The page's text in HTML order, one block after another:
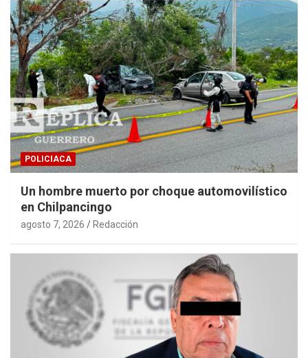
POLICIACA
Un hombre muerto por choque automovilístico
en Chilpancingo
agosto 7, 2026 Redacción